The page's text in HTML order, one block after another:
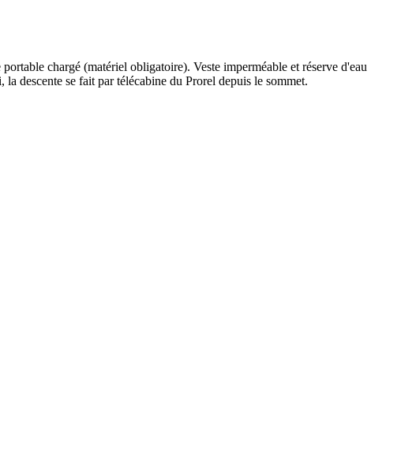
chargé (matériel obligatoire). Veste imperméable et réserve d'eau
descente se fait par télécabine du Prorel depuis le sommet.